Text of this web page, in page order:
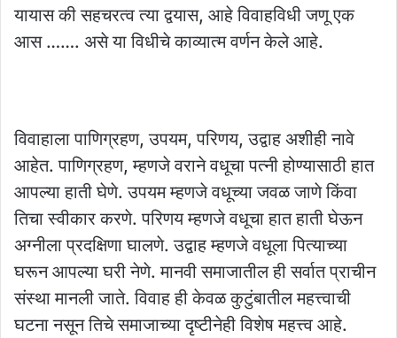
यायास की सहचरत्व त्या द्वयास, आहे विवाहविधी जणू एक
आस ……. असे या विधीचे काव्यात्म वर्णन केले आहे.
विवाहाला पाणिग्रहण, उपयम, परिणय, उद्वाह अशीही नावे
आहेत. पाणिग्रहण, म्हणजे वराने वधूचा पत्नी होण्यासाठी हात
आपल्या हाती घेणे. उपयम म्हणजे वधूच्या जवळ जाणे किंवा
तिचा स्वीकार करणे. परिणय म्हणजे वधूचा हात हाती घेऊन
अग्नीला प्रदक्षिणा घालणे. उद्वाह म्हणजे वधूला पित्याच्या
घरून आपल्या घरी नेणे. मानवी समाजातील ही सर्वात प्राचीन
संस्था मानली जाते. विवाह ही केवळ कुटुंबातील महत्त्वाची
घटना नसून तिचे समाजाच्या दृष्टीनेही विशेष महत्त्व आहे.